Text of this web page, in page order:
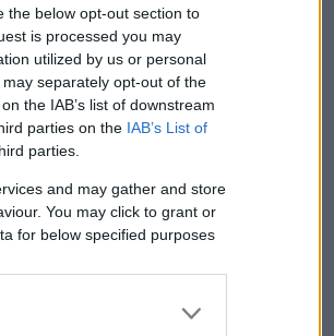
the below opt-out section to
is processed you may
utilized by us or personal
separately opt-out of the
the IAB’s list of downstream
parties on the IAB’s List of
parties.
and may gather and store
You may click to grant or
for below specified purposes